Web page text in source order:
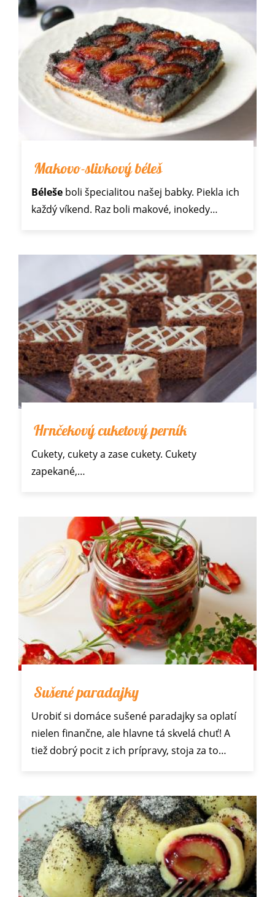
Makovo-slivkový béleš
Béleše boli špecialitou našej babky. Piekla ich
každý víkend. Raz boli makové, inokedy…
Hrnčekový cuketový perník
Cukety, cukety a zase cukety. Cukety
zapekané,…
Sušené paradajky
Urobiť si domáce sušené paradajky sa oplatí
nielen finančne, ale hlavne tá skvelá chuť! A
tiež dobrý pocit z ich prípravy, stoja za to…